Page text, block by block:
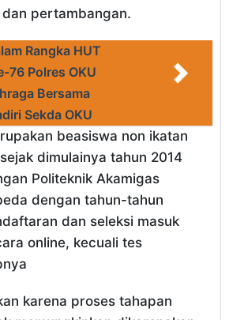
pertambangan.
Rangka HUT
76 Polres OKU
Bersama
Sekda OKU
beasiswa non ikatan
dimulainya tahun 2014
Politeknik Akamigas
dengan tahun-tahun
dan seleksi masuk
online, kecuali tes
karena proses tahapan